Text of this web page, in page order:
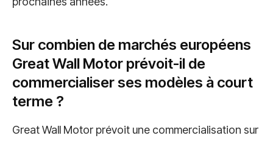
Sur combien de marchés européens
Great Wall Motor prévoit-il de
commercialiser ses modèles à court
terme ?
Great Wall Motor prévoit une commercialisation sur